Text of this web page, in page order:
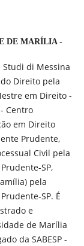
DE MARÍLIA -
di Messina
Direito pela
em Direito -
Centro
em Direito
Prudente,
Civil pela
SP,
pela
SP. É
e
de Marília
da SABESP -